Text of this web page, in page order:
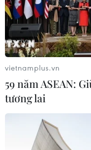
CƠ QUAN CHỦ QUẢN: THÔNG
Tổng Biên tập: TRẦN
Phó Tổng Biên tập:
vietnamplus.vn
59 năm ASEAN:
tương lai